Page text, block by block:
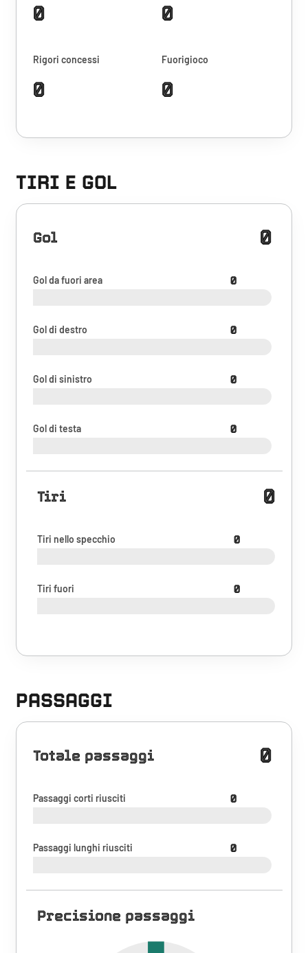
0 0
Rigori concessi
0
Fuorigioco
0
TIRI E GOL
Gol 0
Gol da fuori area 0
Gol di destro 0
Gol di sinistro 0
Gol di testa 0
Tiri 0
Tiri nello specchio 0
Tiri fuori 0
PASSAGGI
Totale passaggi 0
Passaggi corti riusciti 0
Passaggi lunghi riusciti 0
Precisione passaggi